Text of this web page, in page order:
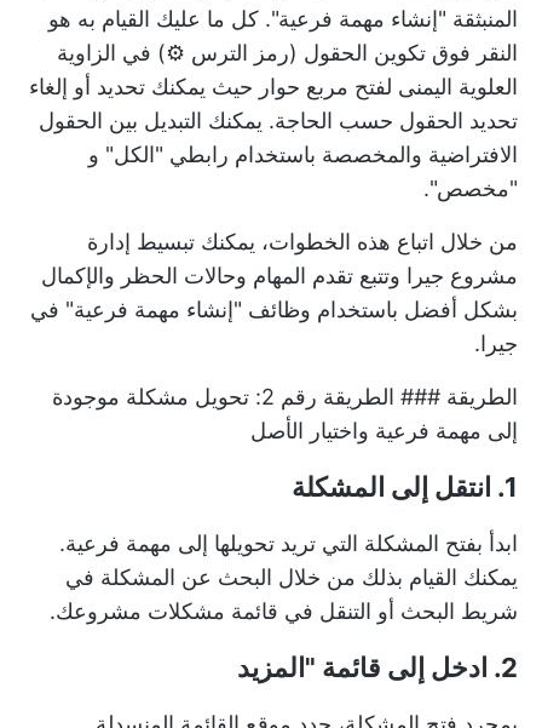
المنبثقة "إنشاء مهمة فرعية". كل ما عليك القيام به هو
النقر فوق تكوين الحقول (رمز الترس ⚙️) في الزاوية
العلوية اليمنى لفتح مربع حوار حيث يمكنك تحديد أو إلغاء
تحديد الحقول حسب الحاجة. يمكنك التبديل بين الحقول
الافتراضية والمخصصة باستخدام رابطي "الكل" و
"مخصص".
من خلال اتباع هذه الخطوات، يمكنك تبسيط إدارة
مشروع جيرا وتتبع تقدم المهام وحالات الحظر والإكمال
بشكل أفضل باستخدام وظائف "إنشاء مهمة فرعية" في
جيرا.
الطريقة ### الطريقة رقم 2: تحويل مشكلة موجودة
إلى مهمة فرعية واختيار الأصل
1. انتقل إلى المشكلة
ابدأ بفتح المشكلة التي تريد تحويلها إلى مهمة فرعية.
يمكنك القيام بذلك من خلال البحث عن المشكلة في
شريط البحث أو التنقل في قائمة مشكلات مشروعك.
2. ادخل إلى قائمة "المزيد